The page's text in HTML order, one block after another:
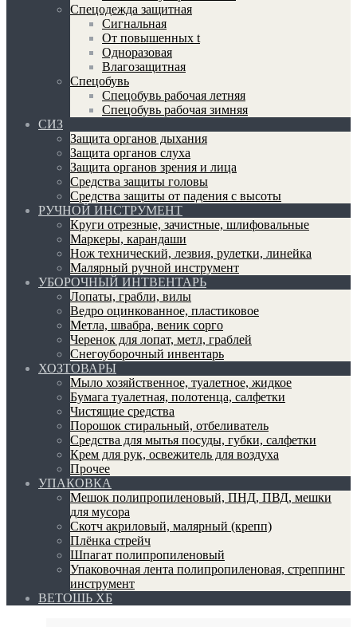
Спецодежда защитная
Сигнальная
От повышенных t
Одноразовая
Влагозащитная
Спецобувь
Спецобувь рабочая летняя
Спецобувь рабочая зимняя
СИЗ
Защита органов дыхания
Защита органов слуха
Защита органов зрения и лица
Средства защиты головы
Средства защиты от падения с высоты
РУЧНОЙ ИНСТРУМЕНТ
Круги отрезные, зачистные, шлифовальные
Маркеры, карандаши
Нож технический, лезвия, рулетки, линейка
Малярный ручной инструмент
УБОРОЧНЫЙ ИНТВЕНТАРЬ
Лопаты, грабли, вилы
Ведро оцинкованное, пластиковое
Метла, швабра, веник сорго
Черенок для лопат, метл, граблей
Снегоуборочный инвентарь
ХОЗТОВАРЫ
Мыло хозяйственное, туалетное, жидкое
Бумага туалетная, полотенца, салфетки
Чистящие средства
Порошок стиральный, отбеливатель
Средства для мытья посуды, губки, салфетки
Крем для рук, освежитель для воздуха
Прочее
УПАКОВКА
Мешок полипропиленовый, ПНД, ПВД, мешки
для мусора
Скотч акриловый, малярный (крепп)
Плёнка стрейч
Шпагат полипропиленовый
Упаковочная лента полипропиленовая, стреппинг
инструмент
ВЕТОШЬ ХБ